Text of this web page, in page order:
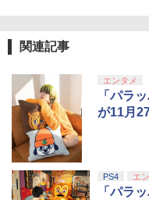
関連記事
エンタメ
「パラ
が11月
PS4 エ
「パラ